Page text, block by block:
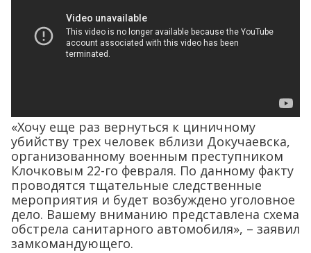
«Хочу еще раз вернуться к циничному
убийству трех человек вблизи Докучаевска,
организованному военным преступником
Клочковым 22-го февраля. По данному факту
проводятся тщательные следственные
мероприятия и будет возбуждено уголовное
дело. Вашему вниманию представлена схема
обстрела санитарного автомобиля», – заявил
замкомандующего.